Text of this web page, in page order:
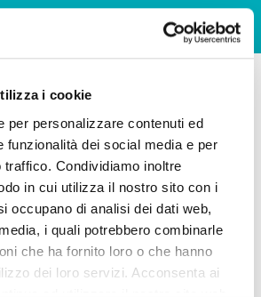
i cookie
per personalizzare contenuti ed
funzionalità dei social media e per
Condividiamo inoltre
in cui utilizza il nostro sito con i
occupano di analisi dei dati web,
i quali potrebbero combinarle
che ha fornito loro o che hanno
dei loro servizi. Acconsenta ai